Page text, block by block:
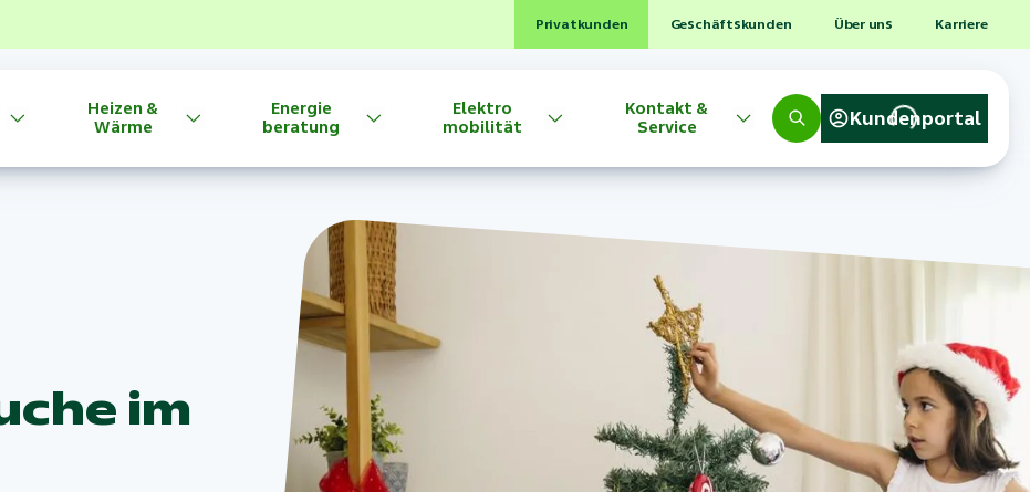
Privatkunden Geschäftskunden Über uns Karriere
Heizen &
Wärme
Energie
beratung
Elektro
mobilität
Kontakt &
Service
Kundenportal
im